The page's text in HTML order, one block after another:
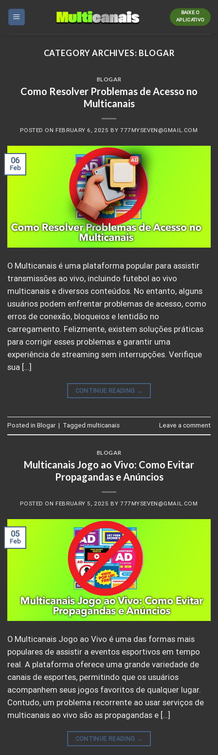
BAIXE O
APLICATIVO
CATEGORY ARCHIVES: BLOGAR
BLOGAR
Como Resolver Problemas de Acesso no
Multicanais
POSTED ON FEBRUARY 6, 2025 BY 777MYSEVEN@GMAIL.COM
06
Feb
O Multicanais é uma plataforma popular para assistir
transmissões ao vivo, incluindo futebol ao vivo
multicanais e diversos conteúdos. No entanto, alguns
usuários podem enfrentar problemas de acesso, como
erros de conexão, bloqueios e lentidão no
carregamento. Felizmente, existem soluções práticas
para corrigir esses problemas e garantir uma
experiência de streaming sem interrupções. Verifique
sua […]
CONTINUE READING →
Posted in Blogar | Tagged multicanais Leave a comment
BLOGAR
Multicanais Jogo ao Vivo: Como Evitar
Propagandas e Anúncios
POSTED ON FEBRUARY 5, 2025 BY 777MYSEVEN@GMAIL.COM
05
Feb
O Multicanais Jogo ao Vivo é uma das formas mais
populares de assistir a eventos esportivos em tempo
real. A plataforma oferece uma grande variedade de
canais de esportes, permitindo que os usuários
acompanhem seus jogos favoritos de qualquer lugar.
Contudo, um problema recorrente ao usar serviços de
multicanais ao vivo são as propagandas e […]
CONTINUE READING →